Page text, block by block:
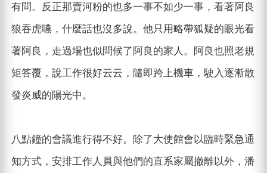
有問。反正那賣河粉的也多一事不如少一事，看著阿良
狼吞虎嚥，什麼話也沒多說。他只用略帶狐疑的眼光看
著阿良，走過場也似問候了阿良的家人。阿良也照老規
矩答覆，說工作很好云云，隨即跨上機車，駛入逐漸散
發炎威的陽光中。
八點鐘的會議進行得不好。除了大使館會以臨時緊急通
知方式，安排工作人員與他們的直系家屬撤離以外，潘